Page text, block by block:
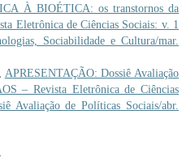
À BIOÉTICA: os transtornos da
Eletrônica de Ciências Sociais: v. 1
Sociabilidade e Cultura/mar.
APRESENTAÇÃO: Dossiê Avaliação
– Revista Eletrônica de Ciências
Avaliação de Políticas Sociais/abr.